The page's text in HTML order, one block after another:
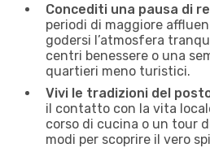
Concediti una pausa di
periodi di maggiore
godersi l’atmosfera
centri benessere o una
quartieri meno turistici.
Vivi le tradizioni del
il contatto con la vita
corso di cucina o un tour
modi per scoprire il vero